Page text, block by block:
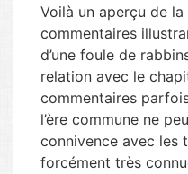
Voilà un aperçu de
commentaires
d’une foule de
relation avec le
commentaires
l’ère commune ne
connivence avec les
forcément très